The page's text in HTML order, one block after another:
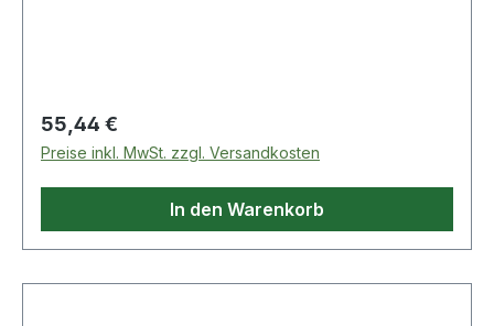
Regulärer Preis:
55,44 €
Preise inkl. MwSt. zzgl. Versandkosten
In den Warenkorb